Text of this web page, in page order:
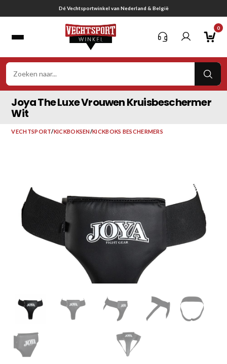
naar
Gratis verzending vanaf € 75,-
0
Joya The Luxe Vrouwen Kruisbeschermer
Wit
VECHTSPORT/KICKBOKSEN/KICKBOKS BESCHERMERS